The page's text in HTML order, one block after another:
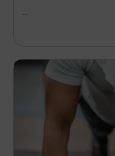
...